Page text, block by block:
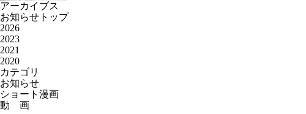
アーカイブス
お知らせトップ
2026
2023
2021
2020
カテゴリ
お知らせ
ショート漫画
動 画